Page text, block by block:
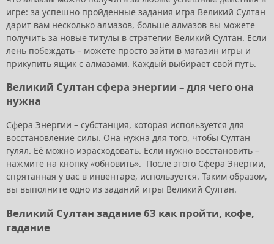
игре: за успешно пройденные задания игра Великий Султан
дарит вам несколько алмазов, больше алмазов вы можете
получить за новые титулы в стратегии Великий Султан. Если
лень побеждать – можете просто зайти в магазин игры и
прикупить ящик с алмазами. Каждый выбирает свой путь.
Великий Султан сфера энергии – для чего она
нужна
Сфера Энергии – субстанция, которая используется для
восстановление силы. Она нужна для того, чтобы Султан
гулял. Её можно израсходовать. Если нужно восстановить –
нажмите на кнопку «обновить». После этого Сфера Энергии,
спрятанная у вас в инвентаре, используется. Таким образом,
вы выполните одно из заданий игры Великий Султан.
Великий Султан задание 63 как пройти, кофе,
гадание